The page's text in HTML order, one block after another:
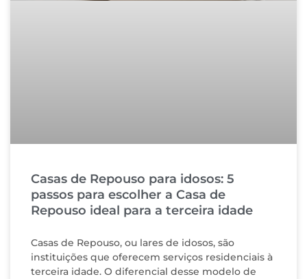
Casas de Repouso para idosos: 5
passos para escolher a Casa de
Repouso ideal para a terceira idade
Casas de Repouso, ou lares de idosos, são
instituições que oferecem serviços residenciais à
terceira idade. O diferencial desse modelo de